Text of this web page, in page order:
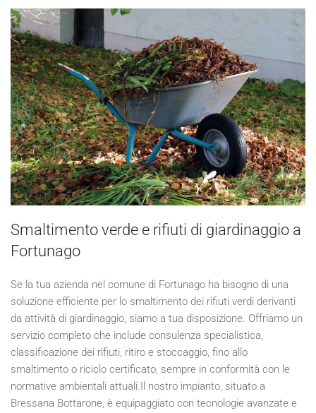
Smaltimento verde e rifiuti di giardinaggio a
Fortunago
Se la tua azienda nel comune di Fortunago ha bisogno di una
soluzione efficiente per lo smaltimento dei rifiuti verdi derivanti
da attività di giardinaggio, siamo a tua disposizione. Offriamo un
servizio completo che include consulenza specialistica,
classificazione dei rifiuti, ritiro e stoccaggio, fino allo
smaltimento o riciclo certificato, sempre in conformità con le
normative ambientali attuali.Il nostro impianto, situato a
Bressana Bottarone, è equipaggiato con tecnologie avanzate e